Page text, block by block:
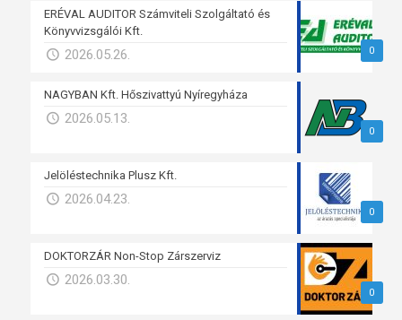
0
ERÉVAL AUDITOR Számviteli Szolgáltató és
Könyvvizsgálói Kft.
2026.05.26.
0
NAGYBAN Kft. Hőszivattyú Nyíregyháza
2026.05.13.
0
Jelöléstechnika Plusz Kft.
2026.04.23.
0
DOKTORZÁR Non-Stop Zárszerviz
2026.03.30.